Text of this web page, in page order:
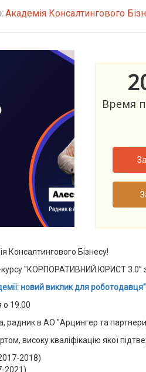
Академія Консалтингового
Время
Консалтингового Бізнесу!
курсу "КОРПОРАТИВНИЙ ЮРИСТ
новий виклик для
о 19.00
радник в АО "Арцингер та
високу кваліфікацію якої
2018)
2021)